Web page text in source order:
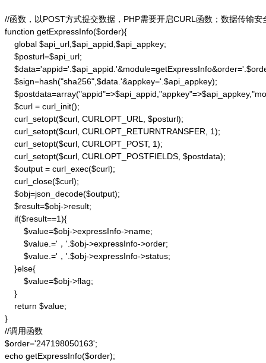
//函数，以POST方式提交数据，PHP需要开启CURL函数；数据传输安
function getExpressInfo($order){
    global $api_url,$api_appid,$api_appkey;
    $posturl=$api_url;
    $sign=hash("sha256",$data.'&appkey='.$api_appkey);
    $curl = curl_init();
    curl_setopt($curl, CURLOPT_URL, $posturl);
    curl_setopt($curl, CURLOPT_RETURNTRANSFER, 1);
    curl_setopt($curl, CURLOPT_POST, 1);
    curl_setopt($curl, CURLOPT_POSTFIELDS, $postdata);
    $output = curl_exec($curl);
    curl_close($curl);
    $obj=json_decode($output);
    $result=$obj->result;
    if($result==1){
        $value=$obj->expressInfo->name;
        $value.='，'.$obj->expressInfo->order;
        $value.='，'.$obj->expressInfo->status;
    }else{
        $value=$obj->flag;
    }
    return $value;
}
//调用函数
$order='247198050163';
echo getExpressInfo($order);